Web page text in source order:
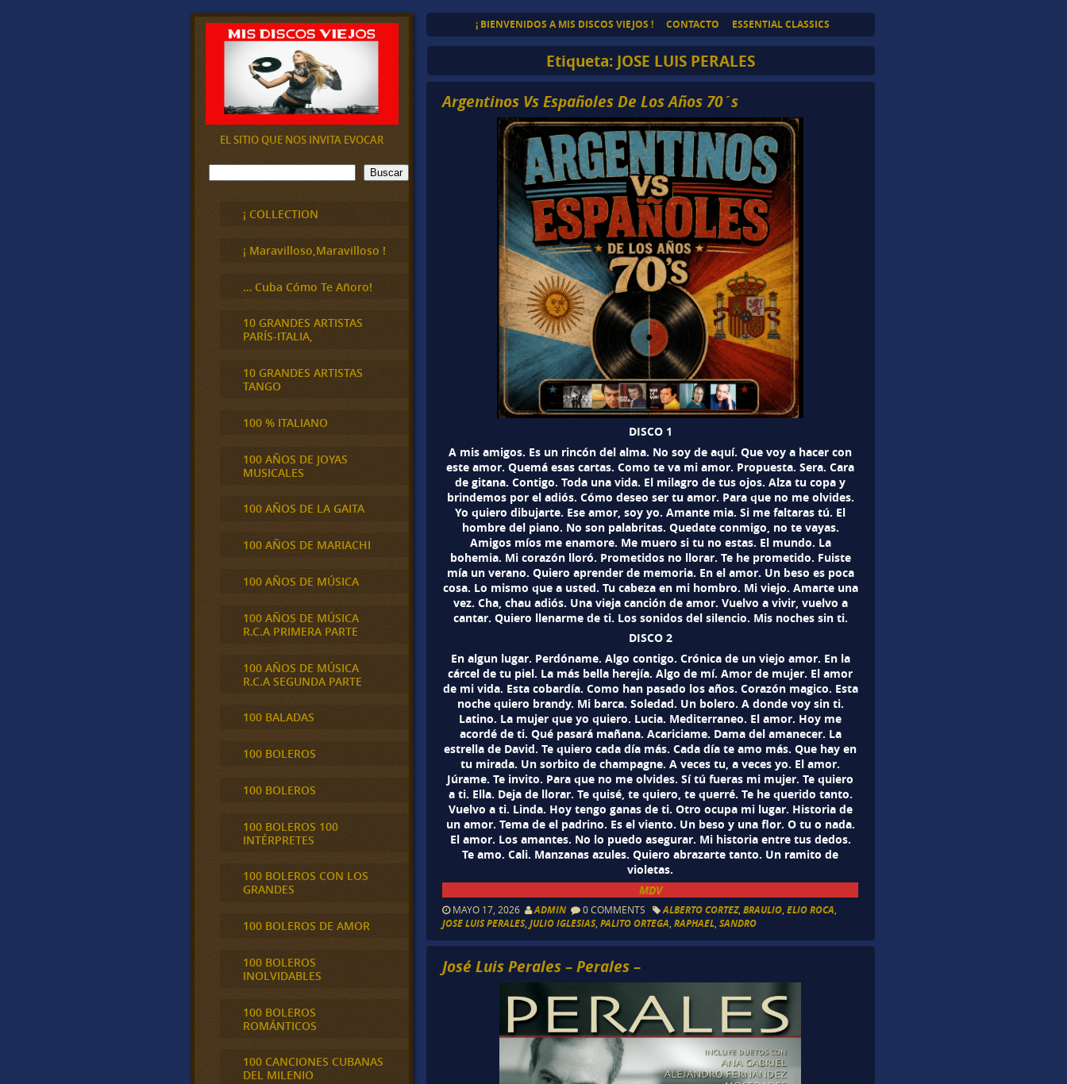
¡ BIENVENIDOS A MIS DISCOS VIEJOS ! CONTACTO ESSENTIAL CLASSICS
Etiqueta: JOSE LUIS PERALES
Argentinos Vs Españoles De Los Años 70´s
DISCO 1
A mis amigos. Es un rincón del alma. No soy de aquí. Que voy a hacer con
este amor. Quemá esas cartas. Como te va mi amor. Propuesta. Sera. Cara
de gitana. Contigo. Toda una vida. El milagro de tus ojos. Alza tu copa y
brindemos por el adiós. Cómo deseo ser tu amor. Para que no me olvides.
Yo quiero dibujarte. Ese amor, soy yo. Amante mia. Si me faltaras tú. El
hombre del piano. No son palabritas. Quedate conmigo, no te vayas.
Amigos míos me enamore. Me muero si tu no estas. El mundo. La
bohemia. Mi corazón lloró. Prometidos no llorar. Te he prometido. Fuiste
mía un verano. Quiero aprender de memoria. En el amor. Un beso es poca
cosa. Lo mismo que a usted. Tu cabeza en mi hombro. Mi viejo. Amarte una
vez. Cha, chau adiós. Una vieja canción de amor. Vuelvo a vivir, vuelvo a
cantar. Quiero llenarme de ti. Los sonidos del silencio. Mis noches sin ti.
DISCO 2
En algun lugar. Perdóname. Algo contigo. Crónica de un viejo amor. En la
cárcel de tu piel. La más bella herejía. Algo de mí. Amor de mujer. El amor
de mi vida. Esta cobardía. Como han pasado los años. Corazón magico. Esta
noche quiero brandy. Mi barca. Soledad. Un bolero. A donde voy sin ti.
Latino. La mujer que yo quiero. Lucia. Mediterraneo. El amor. Hoy me
acordé de ti. Qué pasará mañana. Acariciame. Dama del amanecer. La
estrella de David. Te quiero cada día más. Cada día te amo más. Que hay en
tu mirada. Un sorbito de champagne. A veces tu, a veces yo. El amor.
Júrame. Te invito. Para que no me olvides. Sí tú fueras mi mujer. Te quiero
a ti. Ella. Deja de llorar. Te quisé, te quiero, te querré. Te he querido tanto.
Vuelvo a ti. Linda. Hoy tengo ganas de ti. Otro ocupa mi lugar. Historia de
un amor. Tema de el padrino. Es el viento. Un beso y una flor. O tu o nada.
El amor. Los amantes. No lo puedo asegurar. Mi historia entre tus dedos.
Te amo. Cali. Manzanas azules. Quiero abrazarte tanto. Un ramito de
violetas.
MDV
MAYO 17, 2026 ADMIN 0 COMMENTS ALBERTO CORTEZ,BRAULIO ,ELIO ROCA
JOSE LUIS PERALES,JULIO IGLESIAS,PALITO ORTEGA ,RAPHAEL ,SANDRO
José Luis Perales – Perales –
EL SITIO QUE NOS INVITA EVOCAR
B
u
Buscar
¡ COLLECTION
¡ Maravilloso,Maravilloso !
… Cuba Cómo Te Añoro!
10 GRANDES ARTISTAS
PARÍS-ITALIA,
10 GRANDES ARTISTAS
TANGO
100 % ITALIANO
100 AÑOS DE JOYAS
MUSICALES
100 AÑOS DE LA GAITA
100 AÑOS DE MARIACHI
100 AÑOS DE MÚSICA
100 AÑOS DE MÚSICA
R.C.A PRIMERA PARTE
100 AÑOS DE MÚSICA
R.C.A SEGUNDA PARTE
100 BALADAS
100 BOLEROS
100 BOLEROS
100 BOLEROS 100
INTÉRPRETES
100 BOLEROS CON LOS
GRANDES
100 BOLEROS DE AMOR
100 BOLEROS
INOLVIDABLES
100 BOLEROS
ROMÁNTICOS
100 CANCIONES CUBANAS
DEL MILENIO